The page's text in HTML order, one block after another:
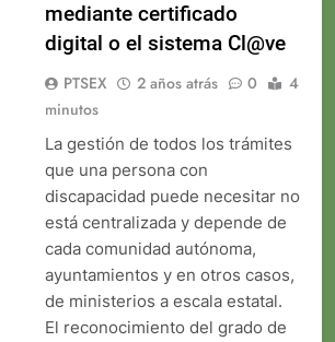
mediante certificado
digital o el sistema Cl@ve
PTSEX 2 años atrás 0
4
minutos
La gestión de todos los trámites
que una persona con
discapacidad puede necesitar no
está centralizada y depende de
cada comunidad autónoma,
ayuntamientos y en otros casos,
de ministerios a escala estatal.
El reconocimiento del grado de